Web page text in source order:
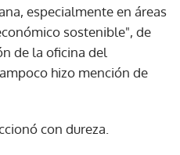
especialmente en áreas
sostenible", de
de la oficina del
hizo mención de
con dureza.